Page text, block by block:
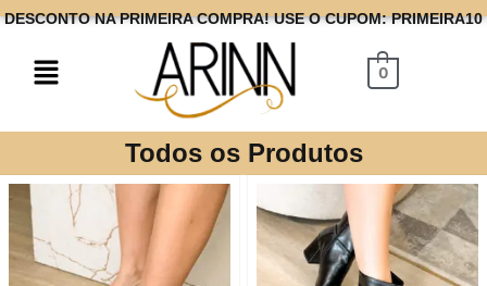
DESCONTO NA PRIMEIRA COMPRA! USE O CUPOM: PRIMEIRA10
0
Todos os Produtos